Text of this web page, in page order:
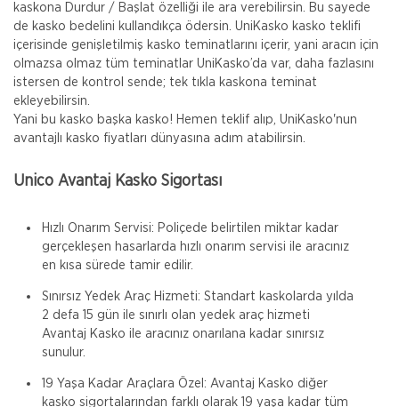
kaskona Durdur / Başlat özelliği ile ara verebilirsin. Bu sayede
de kasko bedelini kullandıkça ödersin. UniKasko kasko teklifi
içerisinde genişletilmiş kasko teminatlarını içerir, yani aracın için
olmazsa olmaz tüm teminatlar UniKasko’da var, daha fazlasını
istersen de kontrol sende; tek tıkla kaskona teminat
ekleyebilirsin.
Yani bu kasko başka kasko! Hemen teklif alıp, UniKasko'nun
avantajlı kasko fiyatları dünyasına adım atabilirsin.
Unico Avantaj Kasko Sigortası
Hızlı Onarım Servisi: Poliçede belirtilen miktar kadar
gerçekleşen hasarlarda hızlı onarım servisi ile aracınız
en kısa sürede tamir edilir.
Sınırsız Yedek Araç Hizmeti: Standart kaskolarda yılda
2 defa 15 gün ile sınırlı olan yedek araç hizmeti
Avantaj Kasko ile aracınız onarılana kadar sınırsız
sunulur.
19 Yaşa Kadar Araçlara Özel: Avantaj Kasko diğer
kasko sigortalarından farklı olarak 19 yaşa kadar tüm